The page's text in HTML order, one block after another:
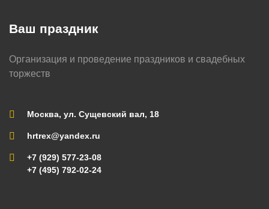
Ваш праздник
Организация и проведение праздников и свадебных
торжеств
Москва, ул. Сущевский вал, 18
hrtrex@yandex.ru
+7 (929) 577-23-08
+7 (495) 792-02-24